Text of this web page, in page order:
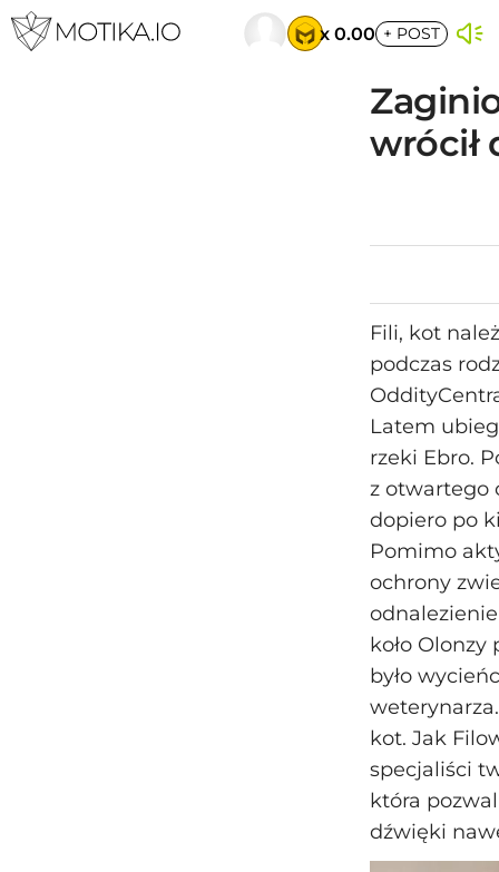
x 0.00 + POST
wrócił
Fili, kot
podczas
Latem
rzeki Ebro.
z otwartego
dopiero po
Pomimo
ochrony
koło Olonzy
było
kot. Jak
specjaliści
która
dźwięki